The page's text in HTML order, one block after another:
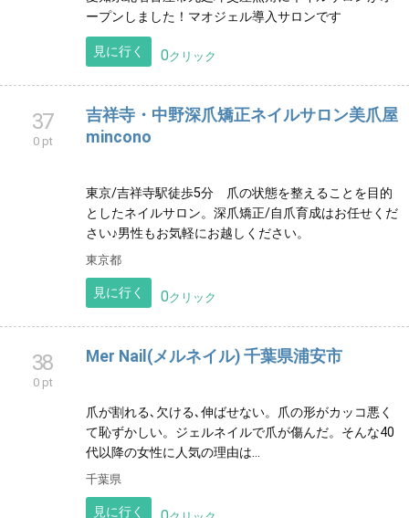
ープンしました！マオジェル導入サロンです
見に行く 0クリック
37
0 pt
吉祥寺・中野深爪矯正ネイルサロン美爪屋
mincono
東京/吉祥寺駅徒歩5分 爪の状態を整えることを目的
としたネイルサロン。深爪矯正/自爪育成はお任せくだ
さい♪男性もお気軽にお越しください。
東京都
見に行く 0クリック
38
0 pt
Mer Nail(メルネイル) 千葉県浦安市
爪が割れる､欠ける､伸ばせない。爪の形がカッコ悪く
て恥ずかしい。ジェルネイルで爪が傷んだ。そんな40
代以降の女性に人気の理由は…
千葉県
見に行く